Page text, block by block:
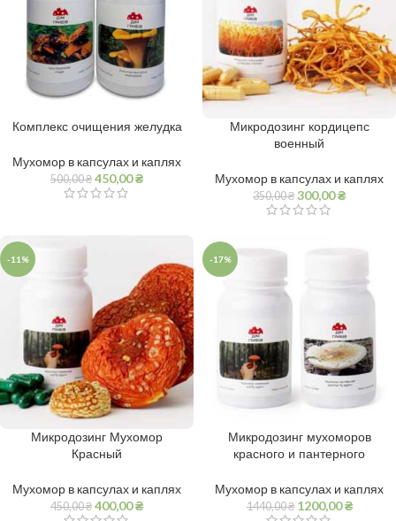
Комплекс очищения желудка
Мухомор в капсулах и каплях
500,00₴ 450,00₴
Микродозинг кордицепс
военный
Мухомор в капсулах и каплях
350,00₴ 300,00₴
-11%
Микродозинг Мухомор
Красный
Мухомор в капсулах и каплях
450,00₴ 400,00₴
-17%
Микродозинг мухоморов
красного и пантерного
Мухомор в капсулах и каплях
1440,00₴ 1200,00₴